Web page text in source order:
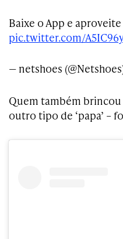
Baixe o App e aproveite
pic.twitter.com/
— netshoes
Quem também brincou
outro tipo de ‘papa’ –